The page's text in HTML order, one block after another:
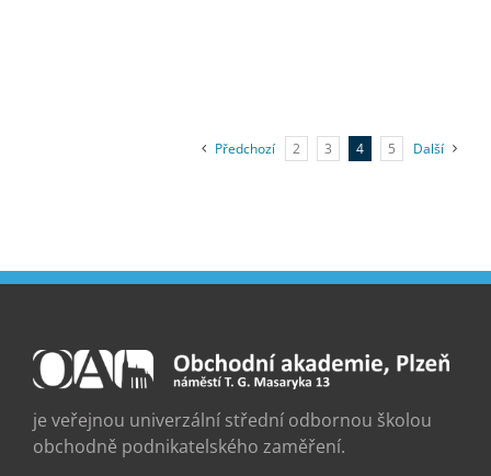
Předchozí 2 3 4 5 Další
je veřejnou univerzální střední odbornou školou
obchodně podnikatelského zaměření.